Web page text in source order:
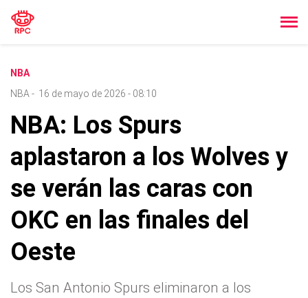
NBA
NBA - 16 de mayo de 2026 - 08:10
NBA: Los Spurs
aplastaron a los Wolves y
se verán las caras con
OKC en las finales del
Oeste
Los San Antonio Spurs eliminaron a los